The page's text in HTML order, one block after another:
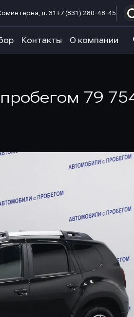
д. 31 +7 (831) 280-48-45
Контакты О компании
79